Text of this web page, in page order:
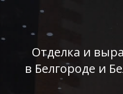
Отделка и
в Белгороде и